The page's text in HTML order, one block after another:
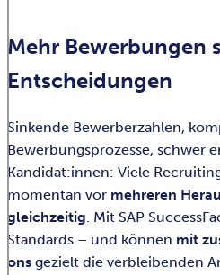
Mehr Bewerbungen
Entscheidungen
Sinkende Bewerberzahlen,
Bewerbungsprozesse, schwer
Kandidat:innen: Viele
momentan vor mehreren
gleichzeitig. Mit SAP
Standards – und können mit
ons gezielt die verbleibenden